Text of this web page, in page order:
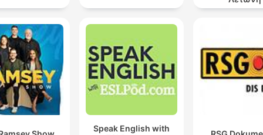
Speak English with